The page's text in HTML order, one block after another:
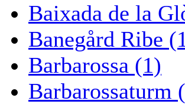
Baixada de la
Banegård Ribe
Barbarossa (1)
Barbarossaturm